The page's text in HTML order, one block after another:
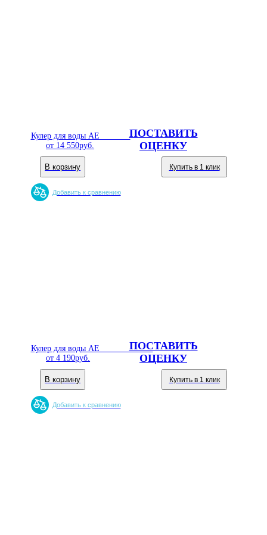
ПОСТАВИТЬ
ОЦЕНКУ
Кулер для воды AEL-116TC
от 14 550руб.
В корзину Купить в 1 клик
Добавить к сравнению
ПОСТАВИТЬ
ОЦЕНКУ
Кулер для воды AEL TD-AEL-720
от4 190руб.
В корзину Купить в 1 клик
Добавить к сравнению